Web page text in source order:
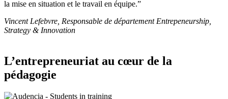
la mise en situation et le travail en équipe.”
Vincent Lefebvre, Responsable de département Entrepeneurship,
Strategy & Innovation
L’entrepreneuriat au cœur de la
pédagogie